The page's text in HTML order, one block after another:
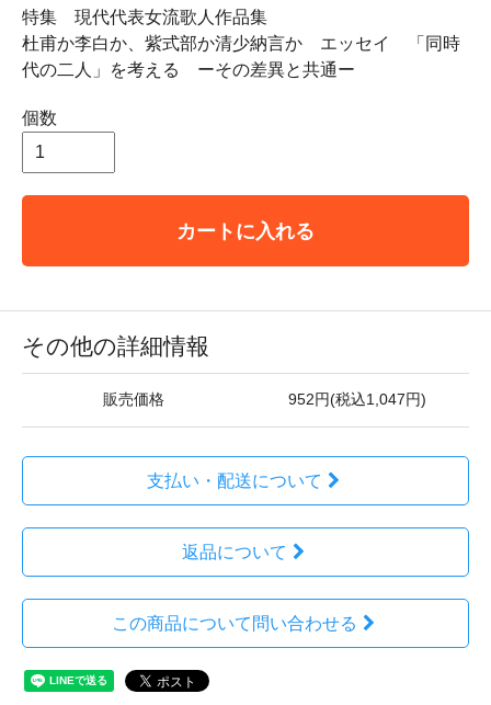
特集 現代代表女流歌人作品集
杜甫か李白か、紫式部か清少納言か エッセイ 「同時
代の二人」を考える ーその差異と共通ー
個数
カートに入れる
その他の詳細情報
販売価格 952円(税込1,047円)
支払い・配送について
返品について
この商品について問い合わせる